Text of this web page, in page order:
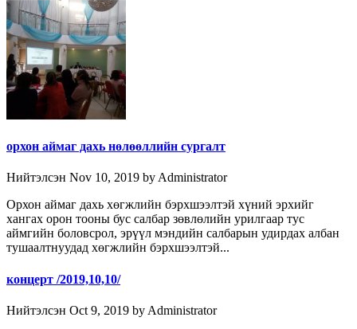
орхон аймаг дахь нөлөөллийн сургалт
Нийтэлсэн Nov 10, 2019 by Administrator
Орхон аймаг дахь хөгжлийн бэрхшээлтэй хүний эрхийг
хангах орон тооны бус салбар зөвлөлийн урилгаар тус
аймгийн боловсрол, эрүүл мэндийн салбарын удирдах албан
тушаалтнуудад хөгжлийн бэрхшээлтэй...
концерт /2019,10,10/
Нийтэлсэн Oct 9, 2019 by Administrator